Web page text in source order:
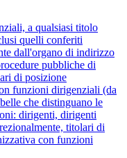
a qualsiasi titolo
quelli conferiti
dall'organo di indirizzo
pubbliche di
di posizione
funzioni dirigenziali (da
che distinguano le
dirigenti, dirigenti
titolari di
con funzioni